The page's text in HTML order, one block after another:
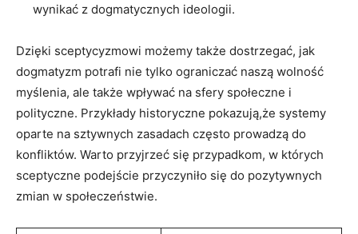
wynikać z dogmatycznych ⁤ideologii.
Dzięki sceptycyzmowi‌ możemy także dostrzegać, jak
dogmatyzm​ potrafi ⁣nie tylko⁣ ograniczać naszą wolność​
myślenia, ale także wpływać na ⁤sfery społeczne i
polityczne. Przykłady historyczne pokazują,że‍ systemy
oparte na sztywnych zasadach często ‍prowadzą do
konfliktów. Warto przyjrzeć⁤ się przypadkom,‍ w których
⁣sceptyczne podejście ⁢przyczyniło się do‍ pozytywnych
zmian w społeczeństwie.